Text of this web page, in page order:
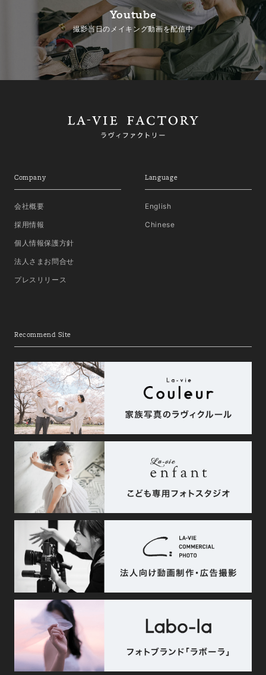
Youtube
撮影当日のメイキング動画を配信中
Company
会社概要
採用情報
個人情報保護方針
法人さまお問合せ
プレスリリース
Language
English
Chinese
Recommend Site